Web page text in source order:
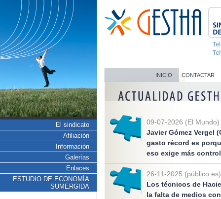
El sindicato
Afiliación
Información
Galerías
Enlaces
ESTUDIO DE ECONOMÍA
SUMERGIDA
INICIO CONTACTAR
09-07-2026 (El Mundo)
Javier Gómez Vergel
gasto récord es
eso exige más
26-11-2025 (público.es)
Los técnicos de
la falta de medios